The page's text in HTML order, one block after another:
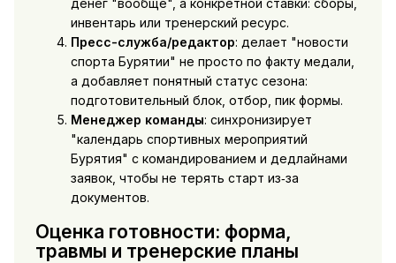
инвентарь или тренерский ресурс.
Пресс-служба/редактор: делает "новости
спорта Бурятии" не просто по факту медали,
а добавляет понятный статус сезона:
подготовительный блок, отбор, пик формы.
Менеджер команды: синхронизирует
"календарь спортивных мероприятий
Бурятия" с командированием и дедлайнами
заявок, чтобы не терять старт из‑за
документов.
Оценка готовности: форма,
травмы и тренерские планы